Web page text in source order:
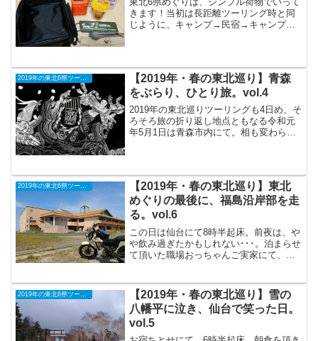
きます！当初は長距離ツーリング時と同
じように、キャンプ→民宿→キャンプ→
だろうか？ということ...
【2019年・春の東北巡り】青森
をぶらり、ひとり旅。vol.4
2019年の東北巡りツーリングも4日め、そ
ろそろ旅の折り返し地点ともなる令和元
年5月1日は青森市内にて。相も変わら
て起床後、朝...
2019年の東北6県ツーリング
【2019年・春の東北巡り】東北
めぐりの最後に、福島沿岸部を走
る。vol.6
この日は仙台にて8時半起床。前夜は、や
や飲み過ぎたかもしれない･･･。泊まらせ
て頂いた職場おっちゃんご実家にて、焼
けれど、朝食に食べる焼き鮭って、どう
してあんなにも美味...
【2019年・春の東北巡り】雪の
八幡平に泣き、仙台で笑った日。
vol.5